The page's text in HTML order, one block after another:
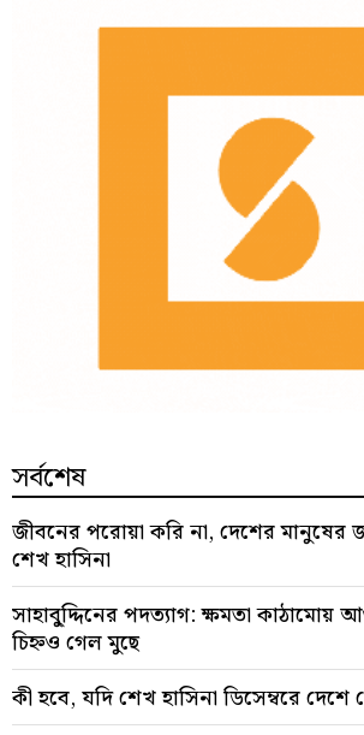
সর্বশেষ
জীবনের পরোয়া করি না, দেশের মানুষের
শেখ হাসিনা
সাহাবু্দ্দিনের পদত্যাগ: ক্ষমতা কাঠামোয়
চিহ্নও গেল মুছে
কী হবে, যদি শেখ হাসিনা ডিসেম্বরে দেশে